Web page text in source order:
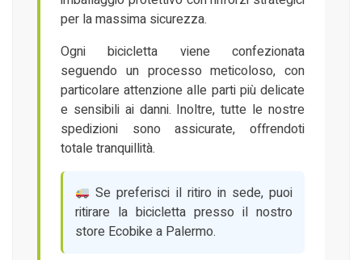
per la massima sicurezza.
Ogni bicicletta viene confezionata
seguendo un processo meticoloso, con
particolare attenzione alle parti più delicate
e sensibili ai danni. Inoltre, tutte le nostre
spedizioni sono assicurate, offrendoti
totale tranquillità.
Se preferisci il ritiro in sede, puoi
ritirare la bicicletta presso il nostro
store Ecobike a Palermo.